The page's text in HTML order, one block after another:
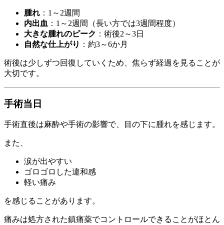
腫れ ：1～2週間
内出血 ：1～2週間（長い方では3週間程度）
大きな腫れのピーク ：術後2～3日
自然な仕上がり ：約3～6か月
術後は少しずつ回復していくため、焦らず経過を見ることが
大切です。
手術当日
手術直後は麻酔や手術の影響で、目の下に腫れを感じます。
また、
涙が出やすい
ゴロゴロした違和感
軽い痛み
を感じることがあります。
痛みは処方された鎮痛薬でコントロールできることがほとん